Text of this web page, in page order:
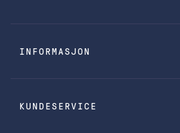
INFORMASJON
KUNDESERVICE